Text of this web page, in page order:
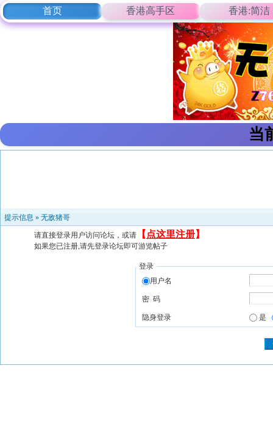
首页 香港高手区 香港:简洁
当
提示信息 » 无敌猪哥
请直接登录用户访问论坛，或请 【 点这里注册】
如果您已注册,请先登录论坛即可游览帖子
登录
用户名
密 码
隐身登录 是